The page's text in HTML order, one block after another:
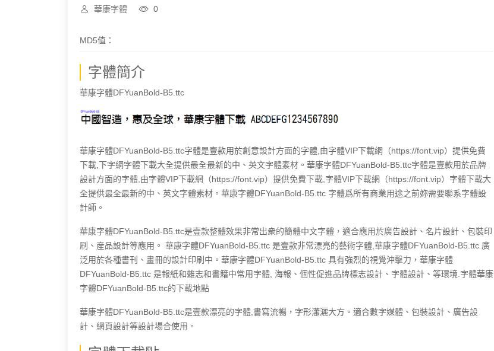
華康字體 0
MD5值：
字體簡介
華康字體DFYuanBold-B5.ttc
華康字體DFYuanBold-B5.ttc字體是壹款用於創意設計方面的字體,由字體VIP下載網（https://font.vip）提供免費
下載,下字網字體下載大全提供最全最新的中、英文字體素材。華康字體DFYuanBold-B5.ttc字體是壹款用於品牌
設計方面的字體,由字體VIP下載網（https://font.vip）提供免費下載,字體VIP下載網（https://font.vip）字體下載大
全提供最全最新的中、英文字體素材。華康字體DFYuanBold-B5.ttc 字體爲所有商業用途之前妳需要聯系字體設
計師。
華康字體DFYuanBold-B5.ttc是壹款整體效果非常出衆的簡體中文字體，適合應用於廣告設計、名片設計、包裝印
刷、産品設計等應用。 華康字體DFYuanBold-B5.ttc 是壹款非常漂亮的藝術字體,華康字體DFYuanBold-B5.ttc 廣
泛用於各種書刊、畫冊的設計印刷中。華康字體DFYuanBold-B5.ttc 具有強烈的視覺沖擊力，華康字體
DFYuanBold-B5.ttc 是報紙和雜志和書籍中常用字體, 海報、個性促進品牌標志設計、字體設計、等環境.字體華康
字體DFYuanBold-B5.ttc的下載地點
華康字體DFYuanBold-B5.ttc是壹款漂亮的字體,書寫流暢，字形瀟灑大方。適合數字媒體、包裝設計、廣告設
計、網頁設計等設計場合使用。